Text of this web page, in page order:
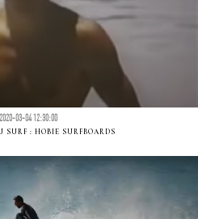
03-04 12:30:00
: HOBIE SURFBOARDS